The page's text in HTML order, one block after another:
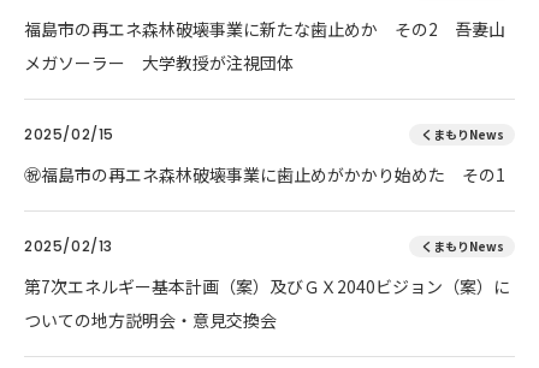
福島市の再エネ森林破壊事業に新たな歯止めか その2 吾妻山
メガソーラー 大学教授が注視団体
2025/02/15 くまもりNews
㊗️福島市の再エネ森林破壊事業に歯止めがかかり始めた その1
2025/02/13 くまもりNews
第7次エネルギー基本計画（案）及びＧＸ2040ビジョン（案）に
ついての地方説明会・意見交換会